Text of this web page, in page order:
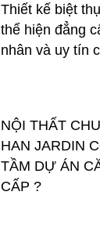
Thiết kế biệt
thể hiện đẳng
nhân và uy tín
NỘI THẤT
HAN JARDIN
TẦM DỰ ÁN
CẤP ?